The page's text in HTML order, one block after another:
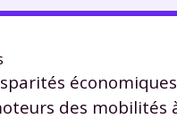
des mobilités